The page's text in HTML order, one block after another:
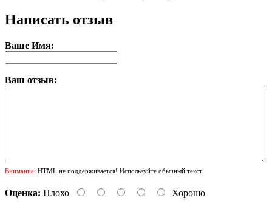
Написать отзыв
Ваше Имя:
Ваш отзыв:
Внимание: HTML не поддерживается! Используйте обычный текст.
Оценка: Плохо Хорошо